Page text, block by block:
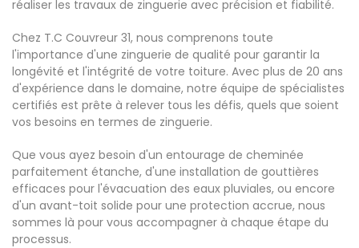
réaliser les travaux de zinguerie avec précision et fiabilité.
Chez T.C Couvreur 31, nous comprenons toute
l'importance d'une zinguerie de qualité pour garantir la
longévité et l'intégrité de votre toiture. Avec plus de 20 ans
d'expérience dans le domaine, notre équipe de spécialistes
certifiés est prête à relever tous les défis, quels que soient
vos besoins en termes de zinguerie.
Que vous ayez besoin d'un entourage de cheminée
parfaitement étanche, d'une installation de gouttières
efficaces pour l'évacuation des eaux pluviales, ou encore
d'un avant-toit solide pour une protection accrue, nous
sommes là pour vous accompagner à chaque étape du
processus.